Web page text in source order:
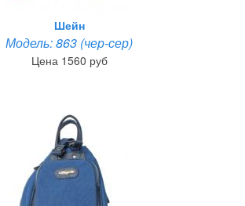
Шейн
Модель: 863 (чер-сер)
Цена 1560 руб